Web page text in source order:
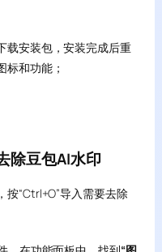
载安装包，安装完成后重
标和功能；
除豆包AI水印
按“Ctrl+O”导入需要去除